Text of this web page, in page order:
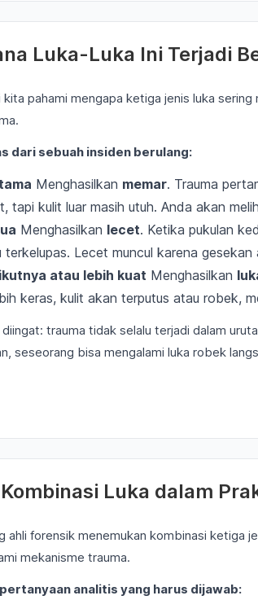
Luka-Luka Ini Terjadi
kita pahami mengapa ketiga jenis luka
dari sebuah insiden berulang:
Menghasilkan memar. Trauma
tapi kulit luar masih utuh. Anda akan
Menghasilkan lecet. Ketika pukulan
Lecet muncul karena gesekan
atau lebih kuat Menghasilkan
keras, kulit akan terputus atau robek,
trauma tidak selalu terjadi dalam
seseorang bisa mengalami luka robek
Luka dalam
ahli forensik menemukan kombinasi ketiga
mekanisme trauma.
analitis yang harus dijawab: